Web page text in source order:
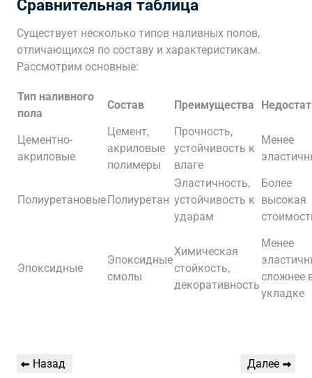
Сравнительная таблица
Существует несколько типов наливных полов,
отличающихся по составу и характеристикам.
Рассмотрим основные:
Тип наливного
пола
Состав Преимущества
Цементно-
акриловые
Цемент,
акриловые
полимеры
Прочность,
устойчивость к
влаге
Менее
ПолиуретановыеПолиуретан
Эластичность,
устойчивость к
ударам
Более
высокая
Эпоксидные
Эпоксидные
смолы
Химическая
стойкость,
декоративность
Менее
сложнее
укладке
Навигация
Предыдущая
Назад
Следующая
Далее